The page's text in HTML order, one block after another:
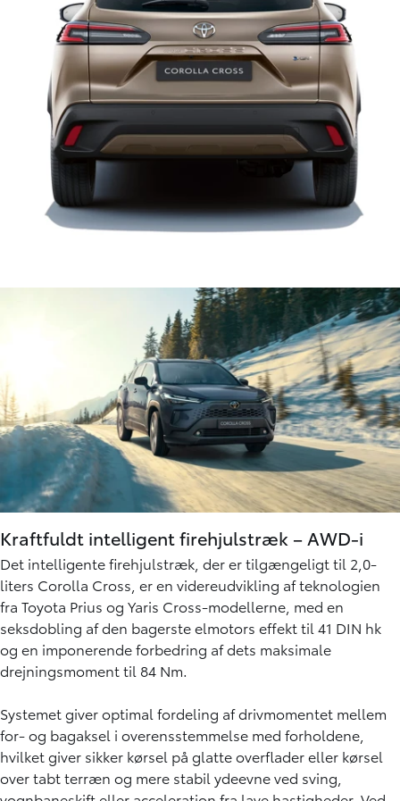
Kraftfuldt intelligent firehjulstræk – AWD-i
Det intelligente firehjulstræk, der er tilgængeligt til 2,0-
liters Corolla Cross, er en videreudvikling af teknologien
fra Toyota Prius og Yaris Cross-modellerne, med en
seksdobling af den bagerste elmotors effekt til 41 DIN hk
og en imponerende forbedring af dets maksimale
drejningsmoment til 84 Nm.
Systemet giver optimal fordeling af drivmomentet mellem
for- og bagaksel i overensstemmelse med forholdene,
hvilket giver sikker kørsel på glatte overflader eller kørsel
over tabt terræn og mere stabil ydeevne ved sving,